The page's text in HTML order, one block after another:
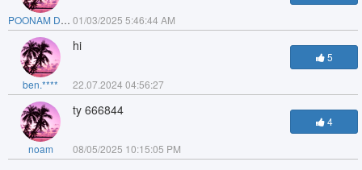
POONAM DUBEY 01/03/2025 5:46:44 AM
ben.****
hi
22.07.2024 04:56:27
5
noam
ty 666844
08/05/2025 10:15:05 PM
4